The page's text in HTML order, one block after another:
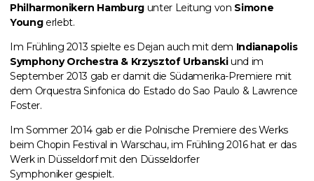
Philharmonikern Hamburg unter Leitung von Simone
Youngerlebt.
Im Frühling 2013 spielte es Dejan auch mit dem Indianapolis
Symphony Orchestra & Krzysztof Urbanskiund im
September 2013 gab er damit die Südamerika-Premiere mit
dem Orquestra Sinfonica do Estado do Sao Paulo & Lawrence
Foster.
Im Sommer 2014 gab er die Polnische Premiere des Werks
beim Chopin Festival in Warschau, im Frühling 2016 hat er das
Werk in Düsseldorf mit den Düsseldorfer
Symphonikergespielt.